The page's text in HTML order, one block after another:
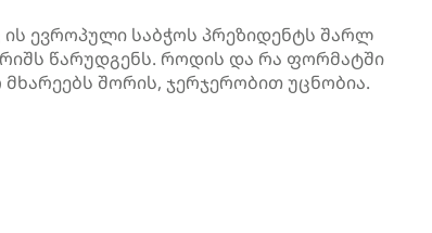
ევროპული საბჭოს პრეზიდენტს შარლ
წარუდგენს. როდის და რა ფორმატში
შორის, ჯერჯერობით უცნობია.